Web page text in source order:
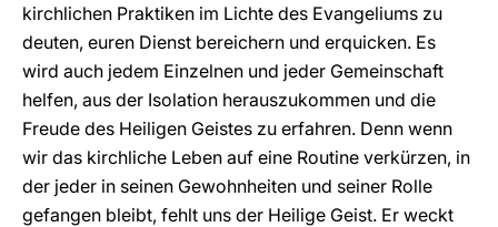
kirchlichen Praktiken im Lichte des Evangeliums zu
deuten, euren Dienst bereichern und erquicken. Es
wird auch jedem Einzelnen und jeder Gemeinschaft
helfen, aus der Isolation herauszukommen und die
Freude des Heiligen Geistes zu erfahren. Denn wenn
wir das kirchliche Leben auf eine Routine verkürzen, in
der jeder in seinen Gewohnheiten und seiner Rolle
gefangen bleibt, fehlt uns der Heilige Geist. Er weckt